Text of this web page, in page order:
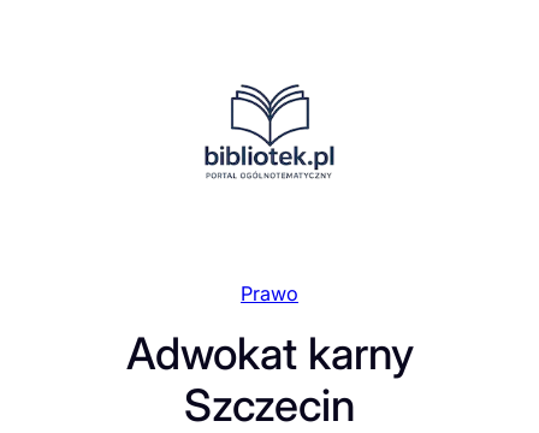
Prawo
Adwokat karny
Szczecin